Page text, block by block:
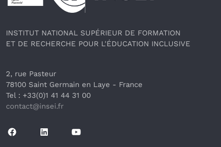
INSTITUT NATIONAL SUPÉRIEUR DE FORMATION
ET DE RECHERCHE POUR L'ÉDUCATION INCLUSIVE
2, rue Pasteur
78100 Saint Germain en Laye - France
Tel : +33(0)1 41 44 31 00
contact@insei.fr